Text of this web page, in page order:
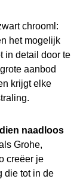
chrooml:
het mogelijk
in detail door te
aanbod
krijgt elke
naadloos
Grohe,
creëer je
die tot in de